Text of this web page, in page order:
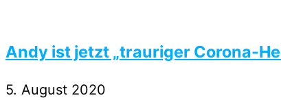
Andy ist jetzt „trauriger Corona-
5. August 2020